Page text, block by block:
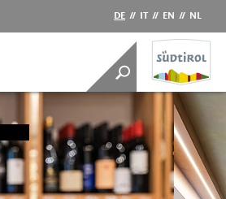
DE // IT // EN // NL